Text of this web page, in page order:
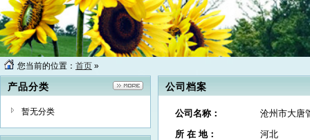
您当前的位置： 首页 »
产品分类
暂无分类
公司档案
公司名称：
沧州市大唐
所 在 地：
河北